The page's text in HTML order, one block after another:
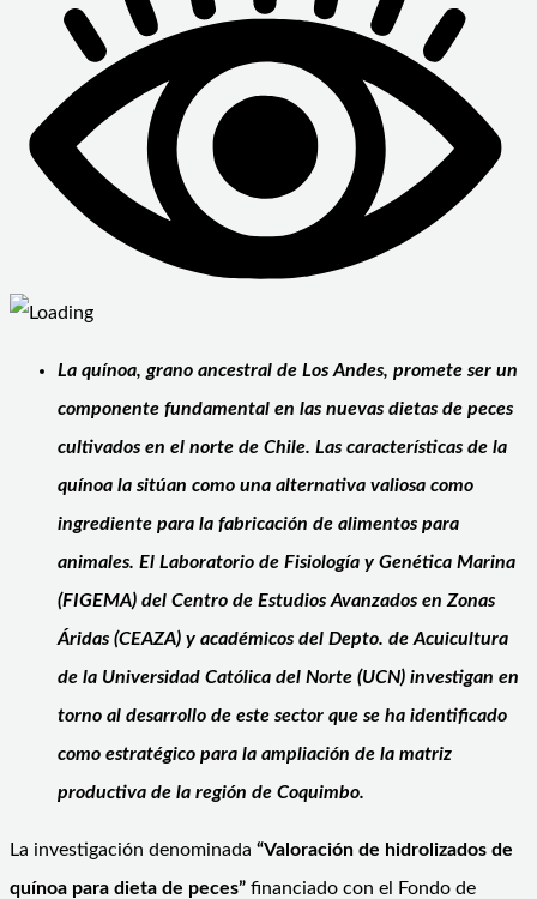
La quínoa, grano ancestral de Los Andes, promete ser un
componente fundamental en las nuevas dietas de peces
cultivados en el norte de Chile. Las características de la
quínoa la sitúan como una alternativa valiosa como
ingrediente para la fabricación de alimentos para
animales. El Laboratorio de Fisiología y Genética Marina
(FIGEMA) del Centro de Estudios Avanzados en Zonas
Áridas (CEAZA) y académicos del Depto. de Acuicultura
de la Universidad Católica del Norte (UCN) investigan en
torno al desarrollo de este sector que se ha identificado
como estratégico para la ampliación de la matriz
productiva de la región de Coquimbo.
La investigación denominada “Valoración de hidrolizados de
quínoa para dieta de peces” financiado con el Fondo de